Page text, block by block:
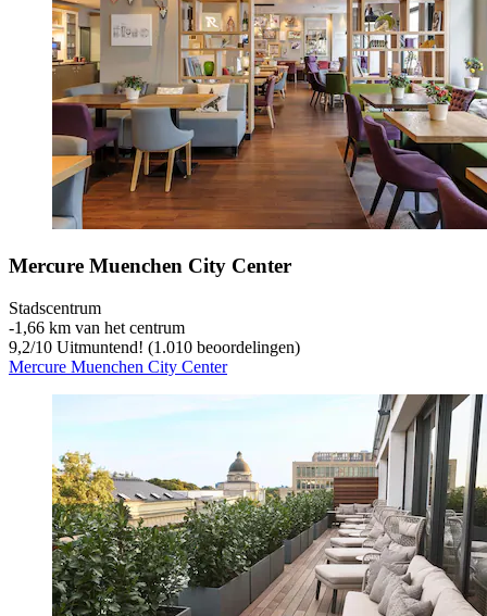
Mercure Muenchen City Center
Stadscentrum
‐1,66 km van het centrum
9,2/10 Uitmuntend! (1.010 beoordelingen)
Mercure Muenchen City Center